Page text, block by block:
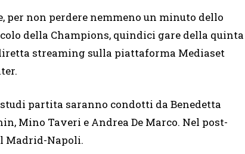
per non perdere nemmeno un minuto dello
della Champions, quindici gare della quinta
streaming sulla piattaforma Mediaset
partita saranno condotti da Benedetta
Mino Taveri e Andrea De Marco. Nel post-
Madrid-Napoli.